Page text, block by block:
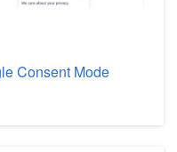
Consent Mode